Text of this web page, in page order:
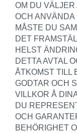
OM DU VÄLJER
OCH ANVÄNDA
MÅSTE DU
DET
HELST
DETTA AVTAL
ÅTKOMST TILL
GODTAR OCH
VILLKOR Å
DU
OCH
BEHÖRIGHET